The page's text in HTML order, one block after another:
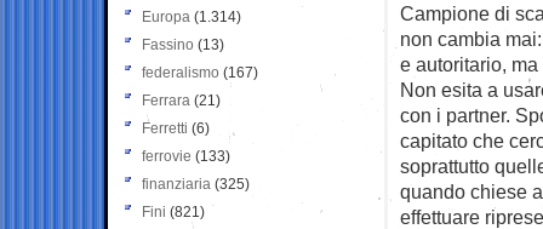
Campione di
non cambia
e autoritario,
Non esita a
con i partner.
capitato che
soprattutto
quando chiese
effettuare
Europa (1.314)
Fassino (13)
federalismo (167)
Ferrara (21)
Ferretti (6)
ferrovie (133)
finanziaria (325)
Fini (821)